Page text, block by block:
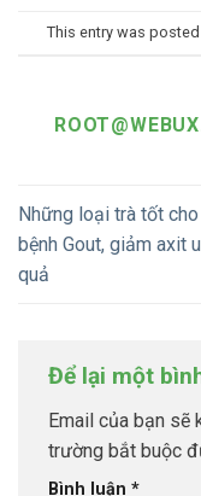
This entry was posted
Những loại trà tốt
bệnh Gout, giảm axit
quả
Để lại một
Email của bạn sẽ
trường bắt buộc
Bình luận *